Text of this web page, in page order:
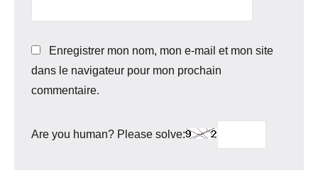
Enregistrer mon nom, mon e-mail et mon site
dans le navigateur pour mon prochain
commentaire.
Are you human? Please solve: